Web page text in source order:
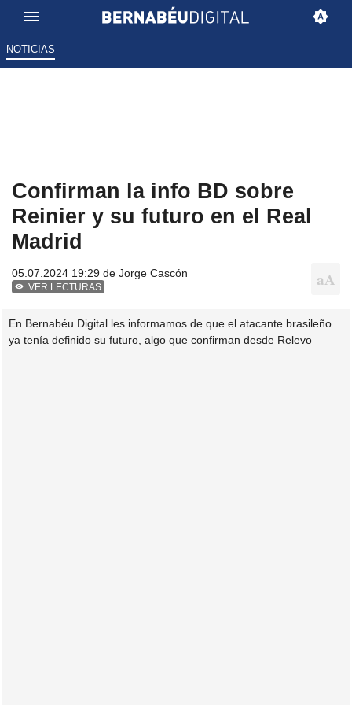
NOTICIAS
Confirman la info BD sobre
Reinier y su futuro en el Real
Madrid
05.07.2024 19:29 de Jorge Cascón
VER LECTURAS
En Bernabéu Digital les informamos de que el atacante brasileño
ya tenía definido su futuro, algo que confirman desde Relevo